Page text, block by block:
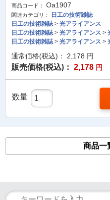
商品コード： Oa1907
関連カテゴリ：
日工の技術雑誌
日工の技術雑誌> 光アライアンス
日工の技術雑誌> 光アライアンス >
日工の技術雑誌> 光アライアンス >
通常価格(税込)： 2,178 円
販売価格(税込)： 2,178 円
数量
商品一